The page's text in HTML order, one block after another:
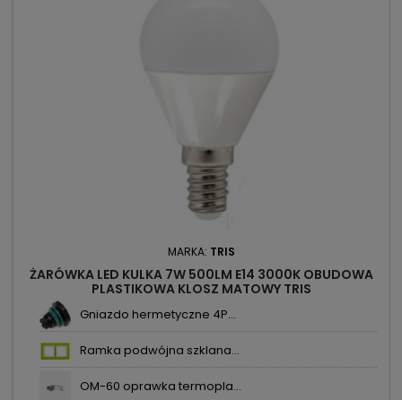
MARKA: TRIS
ŻARÓWKA LED KULKA 7W 500LM E14 3000K OBUDOWA
PLASTIKOWA KLOSZ MATOWY TRIS
Gniazdo hermetyczne 4P...
Ramka podwójna szklana...
OM-60 oprawka termopla...